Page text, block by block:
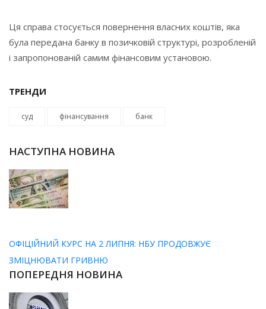
Ця справа стосується повернення власних коштів, яка
була передана банку в позичковій структурі, розробленій
і запропонованій самим фінансовим установою.
ТРЕНДИ
суд фінансування банк
НАСТУПНА НОВИНА
ОФІЦІЙНИЙ КУРС НА 2 ЛИПНЯ: НБУ ПРОДОВЖУЄ
ЗМІЦНЮВАТИ ГРИВНЮ
ПОПЕРЕДНЯ НОВИНА